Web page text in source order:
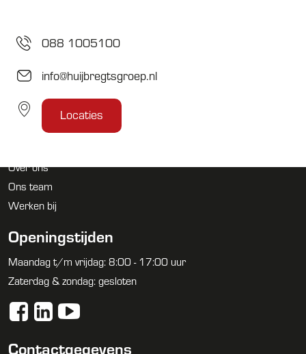
088 1005100
info@huijbregtsgroep.nl
Locaties
Snel naar
Diensten
Over ons
Ons team
Werken bij
Openingstijden
Maandag t/m vrijdag: 8:00 - 17:00 uur
Zaterdag & zondag: gesloten
Contactgegevens